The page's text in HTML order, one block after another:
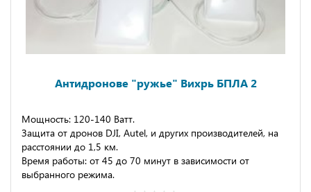
Антидронове "ружье" Вихрь БПЛА 2
Мощность: 120-140 Ватт.
Защита от дронов DJI, Autel, и других производителей, на
расстоянии до 1,5 км.
Время работы: от 45 до 70 минут в зависимости от
выбранного режима.